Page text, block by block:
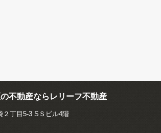
不動産ならレリーフ不動産
２丁目5-3 SＳビル4階